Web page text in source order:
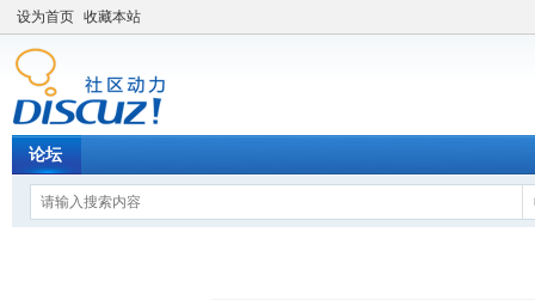
设为首页 收藏本站
论坛